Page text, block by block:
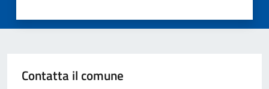
Contatta il comune